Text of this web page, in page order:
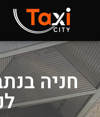
חניה